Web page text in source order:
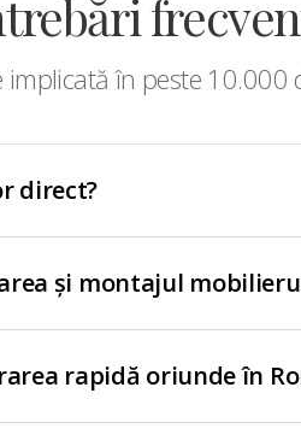
în peste 10.000
direct?
și montajul
rapidă oriunde în